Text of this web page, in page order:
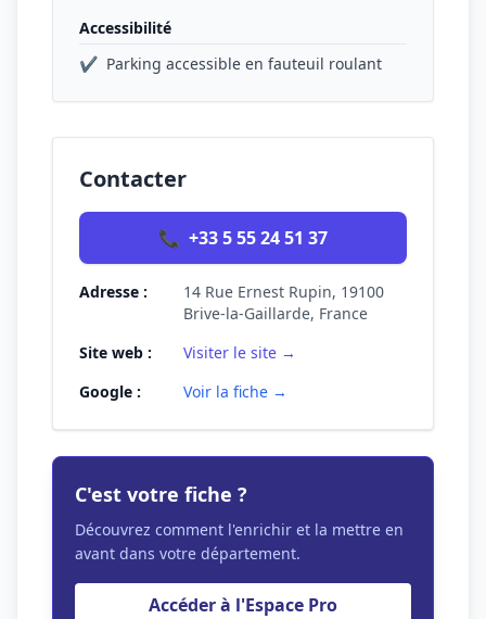
Accessibilité
✔ Parking accessible en fauteuil roulant
Contacter
📞 +33 5 55 24 51 37
Adresse :
14 Rue Ernest Rupin, 19100
Brive-la-Gaillarde, France
Site web :
Visiter le site →
Google :
Voir la fiche →
C'est votre fiche ?
Découvrez comment l'enrichir et la mettre en
avant dans votre département.
Accéder à l'Espace Pro